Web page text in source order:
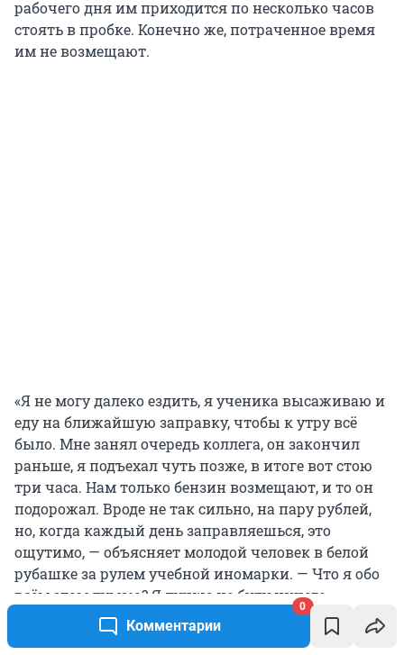
Комментарии
0
рабочего дня им приходится по несколько часов
стоять в пробке. Конечно же, потраченное время
им не возмещают.
«Я не могу далеко ездить, я ученика высаживаю и
еду на ближайшую заправку, чтобы к утру всё
было. Мне занял очередь коллега, он закончил
раньше, я подъехал чуть позже, в итоге вот стою
три часа. Нам только бензин возмещают, и то он
подорожал. Вроде не так сильно, на пару рублей,
но, когда каждый день заправляешься, это
ощутимо, — объясняет молодой человек в белой
рубашке за рулем учебной иномарки. — Что я обо
всём этом думаю? Я лучше не буду ничего
говорить», — смеется водитель.